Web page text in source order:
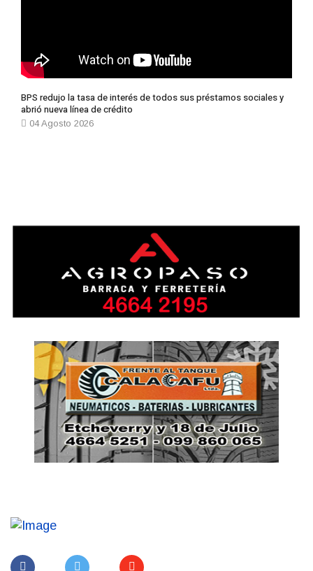
BPS redujo la tasa de interés de todos sus préstamos sociales y
abrió nueva línea de crédito
04 Agosto 2026